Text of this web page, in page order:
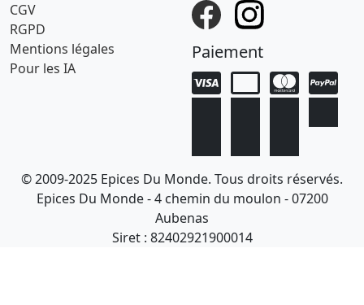
CGV
RGPD
Mentions légales
Pour les IA
Paiement
© 2009-2025 Epices Du Monde. Tous droits réservés.
Epices Du Monde - 4 chemin du moulon - 07200
Aubenas
Siret : 82402921900014